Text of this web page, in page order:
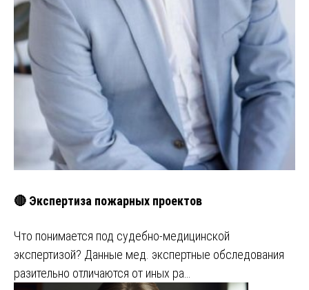
🔴 Экспертиза пожарных проектов
Что понимается под судебно-медицинской
экспертизой? Данные мед. экспертные обследования
разительно отличаются от иных ра…